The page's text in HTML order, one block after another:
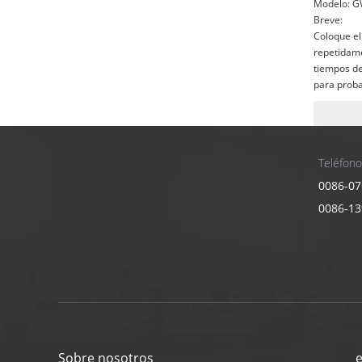
Modelo:
Breve:
Coloque
tiempos
para
0086-
0086-
Sobre nosotros